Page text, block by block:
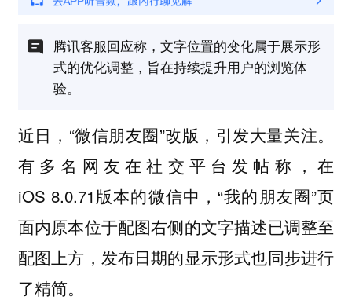
腾讯客服回应称，文字位置的变化属于展示形
式的优化调整，旨在持续提升用户的浏览体
验。
近日，“微信朋友圈”改版，引发大量关注。
有多名网友在社交平台发帖称，在
iOS 8.0.71版本的微信中，“我的朋友圈”页
面内原本位于配图右侧的文字描述已调整至
配图上方，发布日期的显示形式也同步进行
了精简。